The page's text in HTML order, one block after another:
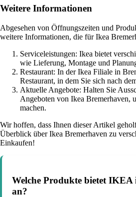
Weitere Informationen
Abgesehen von Öffnungszeiten und
weitere Informationen, die für Ikea
Serviceleistungen: Ikea bietet
wie Lieferung, Montage und
Restaurant: In der Ikea Filiale in
Restaurant, in dem Sie sich nach
Aktuelle Angebote: Halten Sie
Angeboten von Ikea Bremerhaven,
machen.
Wir hoffen, dass Ihnen dieser Artikel
Überblick über Ikea Bremerhaven zu
Einkaufen!
Welche Produkte bietet IKEA
an?